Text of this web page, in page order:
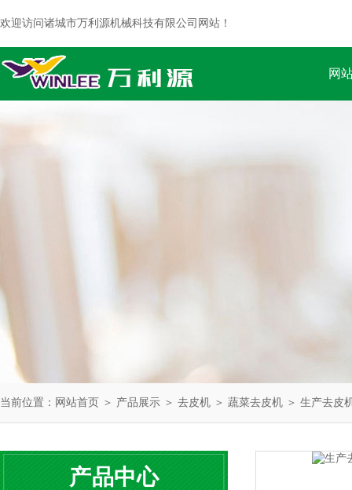
欢迎访问诸城市万利源机械科技有限公司网站！
网
当前位置： 网站首页 ＞ 产品展示 ＞ 去皮机 ＞ 蔬菜去皮机 ＞ 生产去皮
产品中心